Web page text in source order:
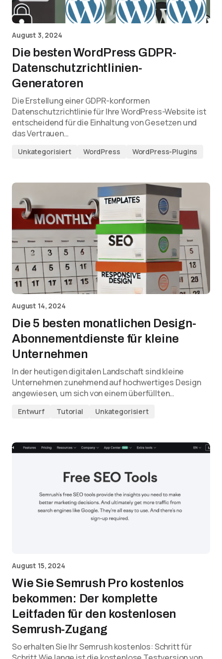
August 3, 2024
Die besten WordPress GDPR-
Datenschutzrichtlinien-
Generatoren
Die Erstellung einer GDPR-konformen
Datenschutzrichtlinie für Ihre WordPress-Website ist
entscheidend für die Einhaltung von Gesetzen und
das Vertrauen…
Unkategorisiert WordPress WordPress-Plugins
August 14, 2024
Die 5 besten monatlichen Design-
Abonnementdienste für kleine
Unternehmen
In der heutigen digitalen Landschaft sind kleine
Unternehmen zunehmend auf hochwertiges Design
angewiesen, um sich von einem überfüllten…
Entwurf Tutorial Unkategorisiert
August 15, 2024
Wie Sie Semrush Pro kostenlos
bekommen: Der komplette
Leitfaden für den kostenlosen
Semrush-Zugang
So erhalten Sie Ihr Semrush kostenlos: Schritt für